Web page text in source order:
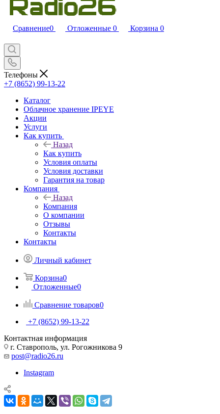
Сравнение0 Отложенные 0 Корзина 0
Телефоны
+7 (8652) 99-13-22
Каталог
Облачное хранение IPEYE
Акции
Услуги
Как купить
Назад
Как купить
Условия оплаты
Условия доставки
Гарантия на товар
Компания
Назад
Компания
О компании
Отзывы
Контакты
Контакты
Личный кабинет
Корзина0
Отложенные0
Сравнение товаров0
+7 (8652) 99-13-22
Контактная информация
г. Ставрополь, ул. Рогожникова 9
post@radio26.ru
Instagram